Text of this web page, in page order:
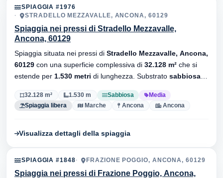
SPIAGGIA #1976
STRADELLO MEZZAVALLE, ANCONA, 60129
Spiaggia nei pressi di Stradello Mezzavalle,
Ancona, 60129
Spiaggia situata nei pressi di Stradello Mezzavalle, Ancona,
60129 con una superficie complessiva di 32.128 m² che si
estende per 1.530 metri di lunghezza. Substrato sabbiosa
32.128 m² 1.530 m Sabbiosa
Media
Spiaggia libera
Marche Ancona Ancona
Visualizza dettagli della spiaggia
SPIAGGIA #1848 FRAZIONE POGGIO, ANCONA, 60129
Spiaggia nei pressi di Frazione Poggio, Ancona,